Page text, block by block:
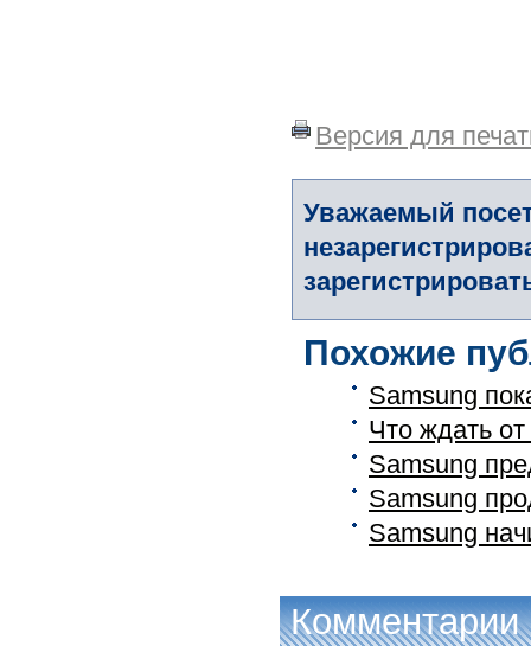
Версия для
Уважаемый
Похожие
Samsung
Что ждать
Samsung
Samsung
Samsung
Комментарии